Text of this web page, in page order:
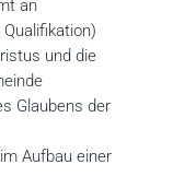
an
und die
Glaubens der
Aufbau einer